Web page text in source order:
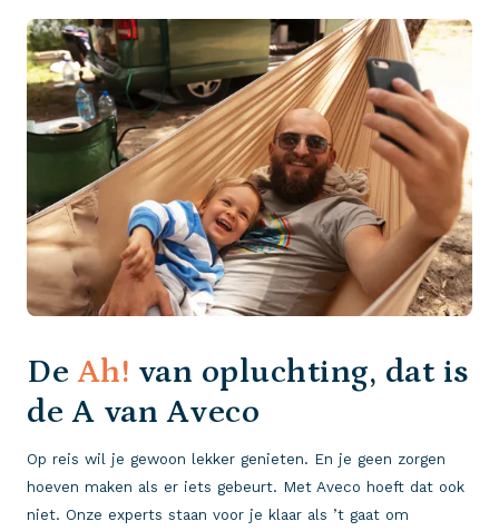
De Ah! van opluchting, dat is
de A van Aveco
Op reis wil je gewoon lekker genieten. En je geen zorgen
hoeven maken als er iets gebeurt. Met Aveco hoeft dat ook
niet. Onze experts staan voor je klaar als ’t gaat om